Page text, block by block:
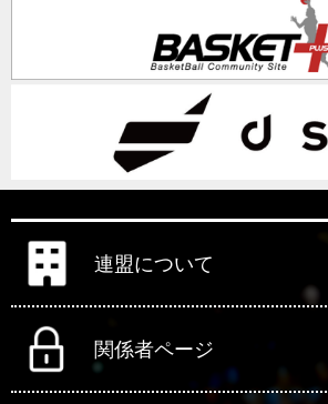
連盟について
関係者ページ